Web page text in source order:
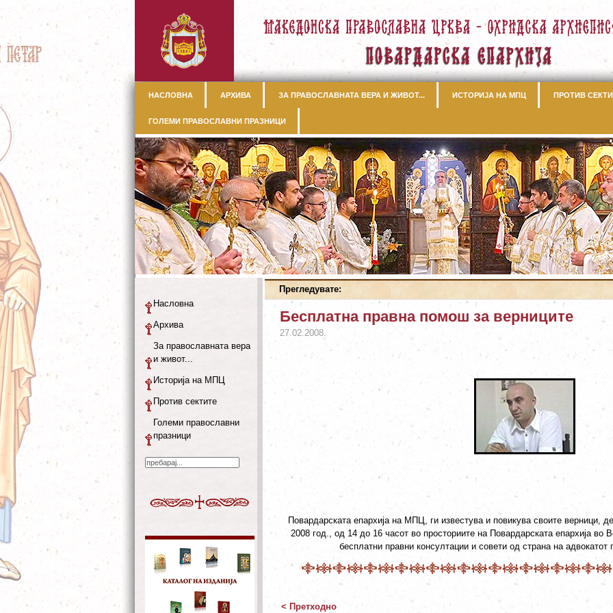
НАСЛОВНА АРХИВА ЗА ПРАВОСЛАВНАТА ВЕРА И ЖИВОТ... ИСТОРИЈА НА МПЦ ПРОТИВ
ГОЛЕМИ ПРАВОСЛАВНИ ПРАЗНИЦИ
Прегледувате:
Бесплатна правна помош за верниците
27.02.2008.
Повардарската епархија на МПЦ, ги известува и повикува своите верници,
2008 год., од 14 до 16 часот во просториите на Повардарската епархија во
бесплатни правни консултации и совети од страна на
< Претходно
Насловна
Архива
За православната вера
и живот...
Историја на МПЦ
Против сектите
Големи православни
празници